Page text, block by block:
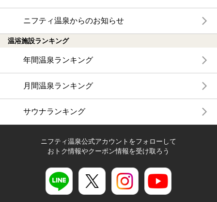
ニフティ温泉からのお知らせ
温浴施設ランキング
年間温泉ランキング
月間温泉ランキング
サウナランキング
ニフティ温泉公式アカウントをフォローして
おトク情報やクーポン情報を受け取ろう